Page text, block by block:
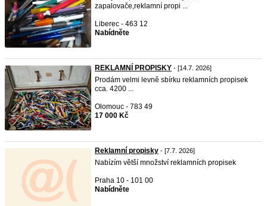
zapalovače,reklamní propi ...
Liberec - 463 12
Nabídněte
REKLAMNÍ PROPISKY - [14.7. 2026]
Prodám velmi levně sbírku reklamních propisek
cca. 4200 ...
Olomouc - 783 49
17 000 Kč
Reklamní propisky - [7.7. 2026]
Nabízím větší množství reklamních propisek
Praha 10 - 101 00
Nabídněte